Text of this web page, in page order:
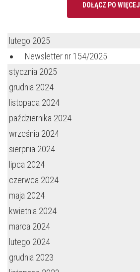
DOŁĄCZ PO WIĘCEJ
lutego 2025
Newsletter nr 154/2025
stycznia 2025
grudnia 2024
listopada 2024
października 2024
września 2024
sierpnia 2024
lipca 2024
czerwca 2024
maja 2024
kwietnia 2024
marca 2024
lutego 2024
grudnia 2023